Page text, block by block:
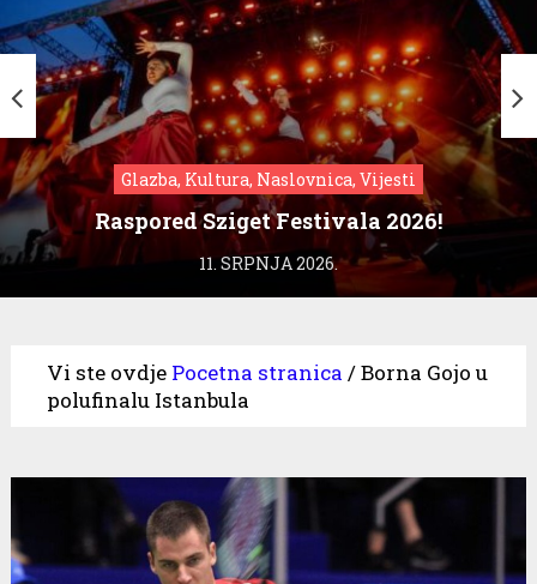
Glazba, Kultura, Naslovnica, Vijesti
Raspored Sziget Festivala 2026!
11. SRPNJA 2026.
Vi ste ovdje Pocetna stranica /Borna Gojo u
polufinalu Istanbula